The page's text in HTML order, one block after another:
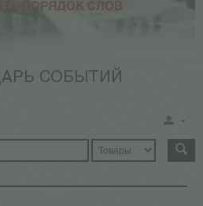
СОБЫТИЙ